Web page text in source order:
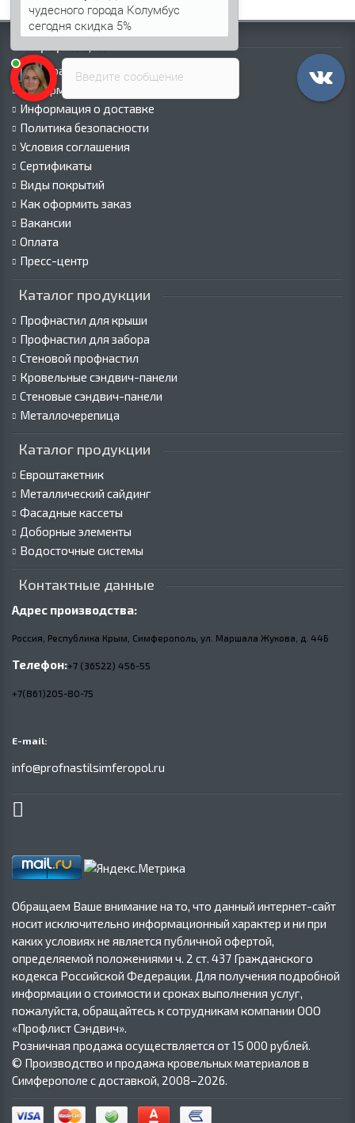
Палитра RAL
Информация о компании
Информация о доставке
Политика безопасности
Условия соглашения
Сертификаты
Виды покрытий
Как оформить заказ
Вакансии
Оплата
Пресс-центр
Каталог продукции
Профнастил для крыши
Профнастил для забора
Стеновой профнастил
Кровельные сэндвич-панели
Стеновые сэндвич-панели
Металлочерепица
Каталог продукции
Евроштакетник
Металлический сайдинг
Фасадные кассеты
Доборные элементы
Водосточные системы
Контактные данные
Адрес производства:
Россия, Республика Крым, Симферополь, ул. Маршала Жукова, д. 44Б
Телефон:+7 (36522) 456-55
+7(861)205-80-75
E-mail:
info@profnastilsimferopol.ru
Обращаем Ваше внимание на то, что данный интернет-сайт
носит исключительно информационный характер и ни при
каких условиях не является публичной офертой,
определяемой положениями ч. 2 ст. 437 Гражданского
кодекса Российской Федерации. Для получения подробной
информации о стоимости и сроках выполнения услуг,
пожалуйста, обращайтесь к сотрудникам компании ООО
«Профлист Сэндвич».
Розничная продажа осуществляется от 15 000 рублей.
© Производство и продажа кровельных материалов в
Симферополе с доставкой, 2008–2026.
Введите сообщение
чудесного города Колумбус
сегодня скидка 5%